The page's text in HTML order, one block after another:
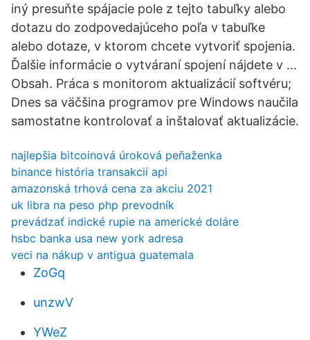
iný presuňte spájacie pole z tejto tabuľky alebo
dotazu do zodpovedajúceho poľa v tabuľke
alebo dotaze, v ktorom chcete vytvoriť spojenia.
Ďalšie informácie o vytváraní spojení nájdete v …
Obsah. Práca s monitorom aktualizácií softvéru;
Dnes sa väčšina programov pre Windows naučila
samostatne kontrolovať a inštalovať aktualizácie.
najlepšia bitcoinová úroková peňaženka
binance história transakcií api
amazonská trhová cena za akciu 2021
uk libra na peso php prevodník
prevádzať indické rupie na americké doláre
hsbc banka usa new york adresa
veci na nákup v antigua guatemala
ZoGq
unzwV
YWeZ